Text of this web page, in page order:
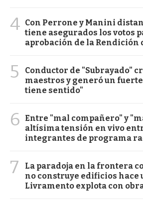
4 Con Perrone y Manini
tiene asegurados los votos
aprobación de la Rendición
5
Conductor de "Subrayado"
maestros y generó un
tiene sentido"
6
Entre "mal compañero" y
altísima tensión en vivo
integrantes de programa
7
La paradoja en la frontera
no construye edificios hace
Livramento explota con